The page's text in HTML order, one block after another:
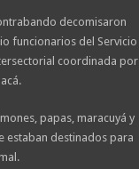
decomisaron
funcionarios del Servicio
coordinada por
papas, maracuyá y
estaban destinados para